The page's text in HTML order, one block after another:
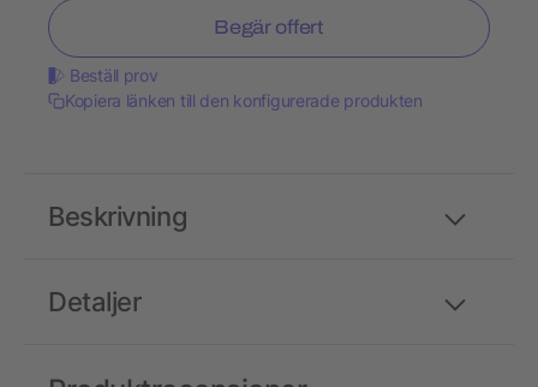
Begär offert
Beställ prov
Kopiera länken till den konfigurerade produkten
Detaljer
Beskrivning